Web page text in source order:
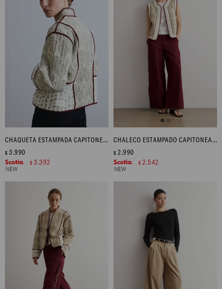
CHAQUETA ESTAMPADA CAPITONEADA - VERDE OLIVA
$ 3.990
$ 3.392
CHALECO ESTAMPADO CAPITONEADO - VERDE OLIVA
$ 2.990
$ 2.542